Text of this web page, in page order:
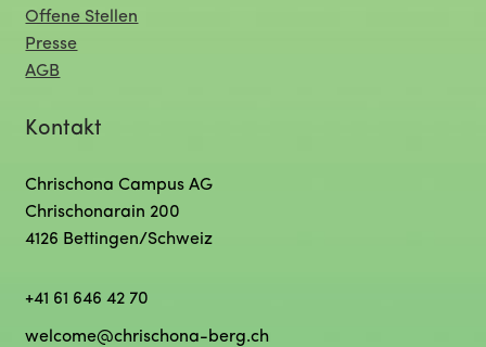
Offene Stellen
Presse
AGB
Kontakt
Chrischona Campus AG
Chrischonarain 200
4126 Bettingen/Schweiz
+41 61 646 42 70
welcome@chrischona-berg.ch